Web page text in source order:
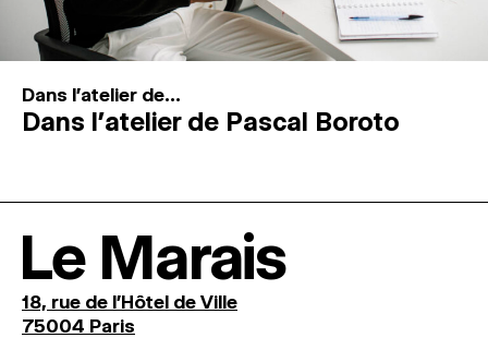
Dans l'atelier de...
Dans l’atelier de Pascal Boroto
Le Marais
18, rue de l'Hôtel de Ville
75004 Paris